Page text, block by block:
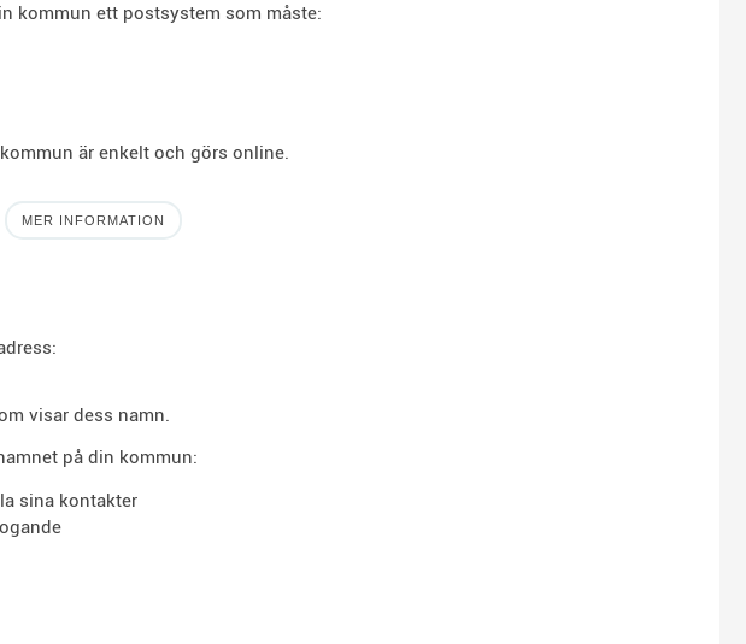
kommun ett postsystem som måste:
är enkelt och görs online.
MER INFORMATION
visar dess namn.
på din kommun:
sina kontakter